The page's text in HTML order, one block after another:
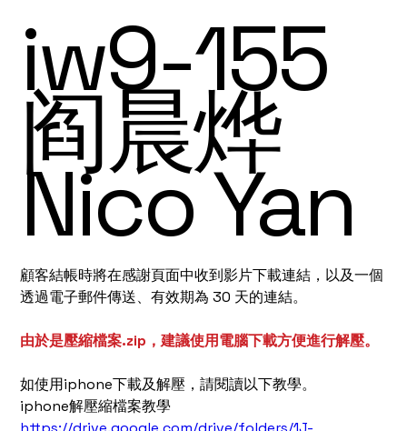
iw9-155
阎晨烨
Nico Yan
顧客結帳時將在感謝頁面中收到影片下載連結，以及一個
透過電子郵件傳送、有效期為 30 天的連結。
由於是壓縮檔案.zip，建議使用電腦下載方便進行解壓。
如使用iphone下載及解壓，請閱讀以下教學。
iphone解壓縮檔案教學